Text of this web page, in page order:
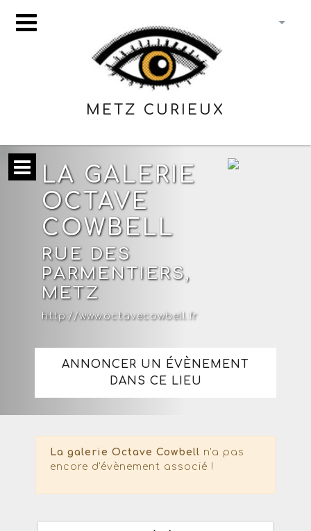
METZ CURIEUX
LA GALERIE
OCTAVE
COWBELL
RUE DES
PARMENTIERS,
METZ
http://www.octavecowbell.fr
ANNONCER UN ÉVÈNEMENT
DANS CE LIEU
La galerie Octave Cowbell n'a pas
encore d'évènement associé !